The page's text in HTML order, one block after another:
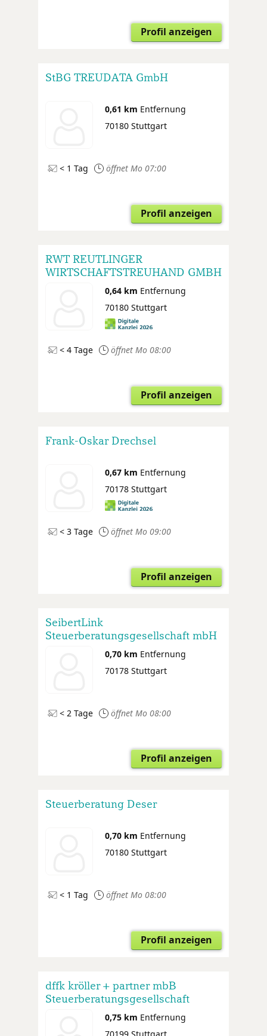
Profil anzeigen
StBG TREUDATA GmbH
0,61 km Entfernung
70180 Stuttgart
< 1 Tag öffnet Mo 07:00
Profil anzeigen
RWT REUTLINGER
WIRTSCHAFTSTREUHAND GMBH
(Standort Stuttgart)
0,64 km Entfernung
70180 Stuttgart
< 4 Tage öffnet Mo 08:00
Profil anzeigen
Frank-Oskar Drechsel
0,67 km Entfernung
70178 Stuttgart
< 3 Tage öffnet Mo 09:00
Profil anzeigen
SeibertLink
Steuerberatungsgesellschaft mbH
0,70 km Entfernung
70178 Stuttgart
< 2 Tage öffnet Mo 08:00
Profil anzeigen
Steuerberatung Deser
0,70 km Entfernung
70180 Stuttgart
< 1 Tag öffnet Mo 08:00
Profil anzeigen
dffk kröller + partner mbB
Steuerberatungsgesellschaft
0,75 km Entfernung